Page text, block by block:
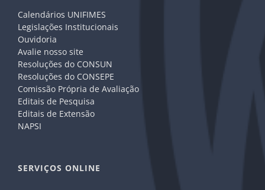
Calendários UNIFIMES
Legislações Institucionais
Ouvidoria
Avalie nosso site
Resoluções do CONSUN
Resoluções do CONSEPE
Comissão Própria de Avaliação
Editais de Pesquisa
Editais de Extensão
NAPSI
SERVIÇOS ONLINE